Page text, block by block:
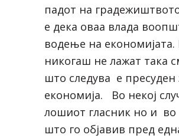
падот на
е дека оваа влада
водење на
никогаш не лажат така
што следува е пресуден
економија. Во некој
лошиот гласник но и во
што го објавив пред